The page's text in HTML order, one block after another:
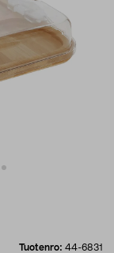
Tuotenro: 44-6831